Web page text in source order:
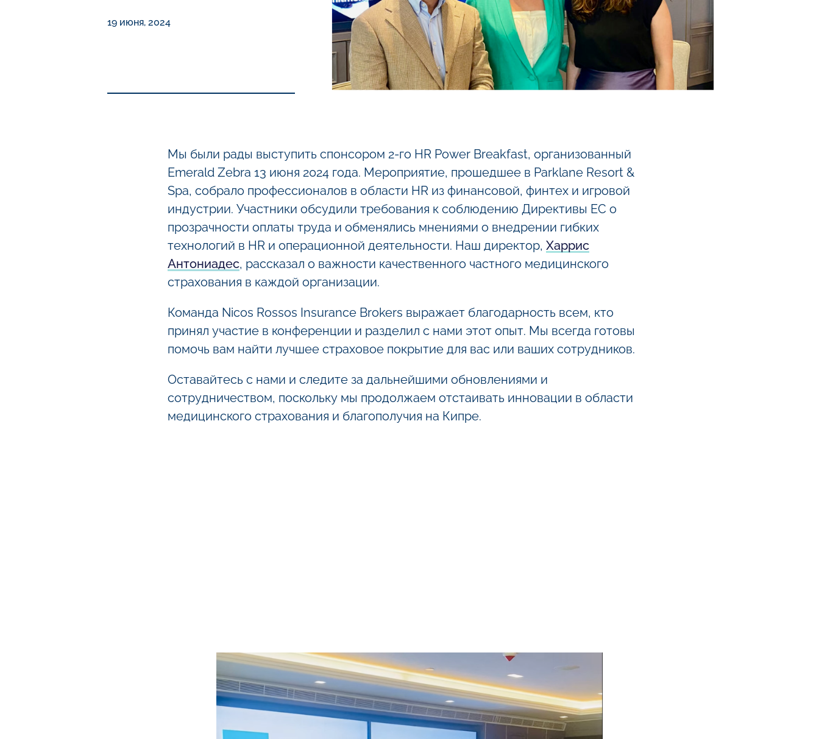
19 июня, 2024
Мы были рады выступить спонсором 2-го HR Power Breakfast, организованный
Emerald Zebra 13 июня 2024 года. Мероприятие, прошедшее в Parklane Resort &
Spa, собрало профессионалов в области HR из финансовой, финтех и игровой
индустрии. Участники обсудили требования к соблюдению Директивы ЕС о
прозрачности оплаты труда и обменялись мнениями о внедрении гибких
технологий в HR и операционной деятельности. Наш директор,Харрис
Антониадес, рассказал о важности качественного частного медицинского
страхования в каждой организации.
Команда Nicos Rossos Insurance Brokers выражает благодарность всем, кто
принял участие в конференции и разделил с нами этот опыт. Мы всегда готовы
помочь вам найти лучшее страховое покрытие для вас или ваших сотрудников.
Оставайтесь с нами и следите за дальнейшими обновлениями и
сотрудничеством, поскольку мы продолжаем отстаивать инновации в области
медицинского страхования и благополучия на Кипре.